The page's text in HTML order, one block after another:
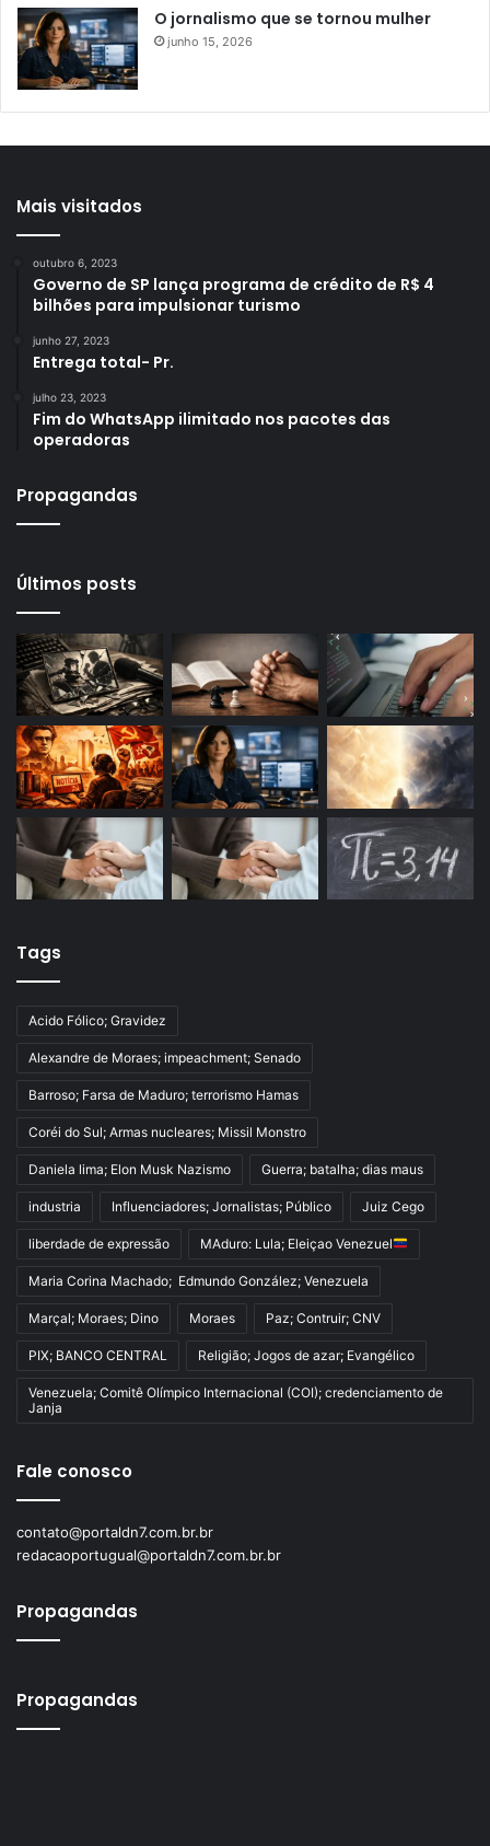
O jornalismo que se tornou mulher
junho 15, 2026
Mais visitados
outubro 6, 2023
Governo de SP lança programa de crédito de R$ 4
bilhões para impulsionar turismo
junho 27, 2023
Entrega total- Pr.
julho 23, 2023
Fim do WhatsApp ilimitado nos pacotes das
operadoras
Propagandas
Últimos posts
Tags
Acido Fólico; Gravidez
Alexandre de Moraes; impeachment; Senado
Barroso; Farsa de Maduro; terrorismo Hamas
Coréi do Sul; Armas nucleares; Missil Monstro
Daniela lima; Elon Musk Nazismo Guerra; batalha; dias maus
industria Influenciadores; Jornalistas; Público Juiz Cego
liberdade de expressão MAduro: Lula; Eleiçao Venezuel
Maria Corina Machado; Edmundo González; Venezuela
Marçal; Moraes; Dino Moraes Paz; Contruir; CNV
PIX; BANCO CENTRAL Religião; Jogos de azar; Evangélico
Venezuela; Comitê Olímpico Internacional (COI); credenciamento de
Janja
Fale conosco
contato@portaldn7.com.br.br
redacaoportugual@portaldn7.com.br.br
Propagandas
Propagandas